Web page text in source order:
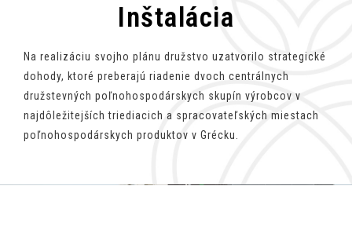
Inštalácia
Na realizáciu svojho plánu družstvo uzatvorilo strategické
dohody, ktoré preberajú riadenie dvoch centrálnych
družstevných poľnohospodárskych skupín výrobcov v
najdôležitejších triediacich a spracovateľských miestach
poľnohospodárskych produktov v Grécku.